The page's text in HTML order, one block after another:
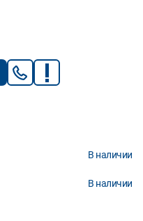
В наличии
В наличии